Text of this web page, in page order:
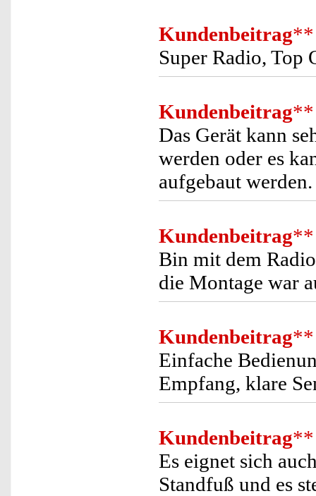
Kundenbeitrag**
Super Radio, Top
Kundenbeitrag**
Das Gerät kann
werden oder es
aufgebaut werden.
Kundenbeitrag**
Bin mit dem
die Montage war
Kundenbeitrag**
Einfache
Empfang, klare
Kundenbeitrag**
Es eignet sich
Standfuß und es